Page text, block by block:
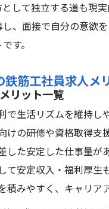
して独立する道も現
、面接で自分の意欲
す。
鉄筋工社員求人メ
リット一覧
で生活リズムを維持し
けの研修や資格取得支
した安定した仕事量が
て安定収入・福利厚生
積みやすく、キャリア